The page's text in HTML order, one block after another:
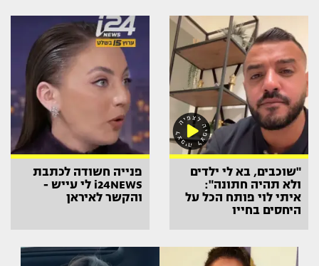
"שוכבים, בא לי ילדים
ולא תהיה חתונה":
איתי לוי פותח הכל על
היחסים בחייו
פנייה חשודה לכתבת
i24NEWS לי עייש -
והקשר לאיראן